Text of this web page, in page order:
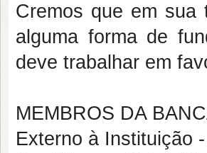
Cremos que em sua
alguma forma de
deve trabalhar em
MEMBROS DA
Externo à Instituição